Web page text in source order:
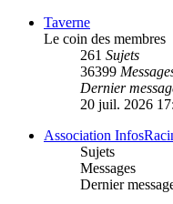
Taverne
Le coin des membres
261 Sujets
36399
Dernier
20 juil. 2026
Association
Sujets
Messages
Dernier